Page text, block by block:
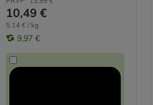
10,49 €
5,14 € / kg
9,97 €